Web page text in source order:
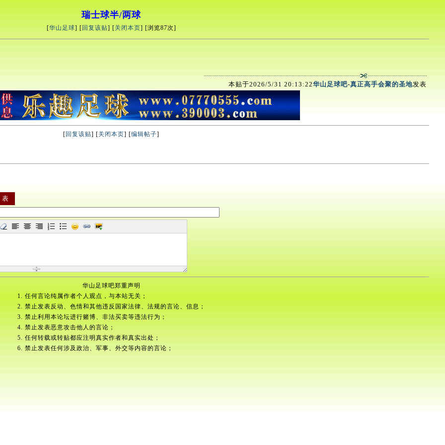
瑞士球半/两球
[华山足球] [ 回复该贴] [关闭本页] [浏览87次]
本贴于2026/5/31 20:13:22华山足球吧-真正高手会聚的圣地发表
[ 回复该贴] [关闭本页] [编辑帖子]
华山足球吧郑重声明
1. 任何言论纯属作者个人观点，与本站无关；
2. 禁止发表反动、色情和其他违反国家法律、法规的言论、信息；
3. 禁止利用本论坛进行赌博、非法买卖等违法行为；
4. 禁止发表恶意攻击他人的言论；
5. 任何转载或转贴都应注明真实作者和真实出处；
6. 禁止发表任何涉及政治、军事、外交等内容的言论；